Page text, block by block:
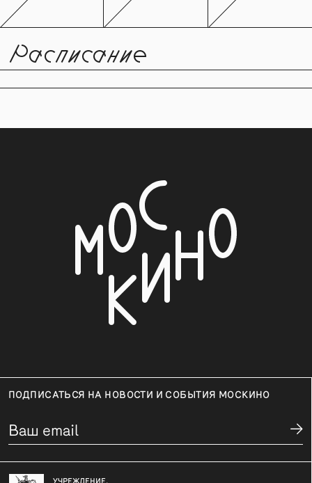
Расписание
ПОДПИСАТЬСЯ НА НОВОСТИ И СОБЫТИЯ МОСКИНО
УЧРЕЖДЕНИЕ,